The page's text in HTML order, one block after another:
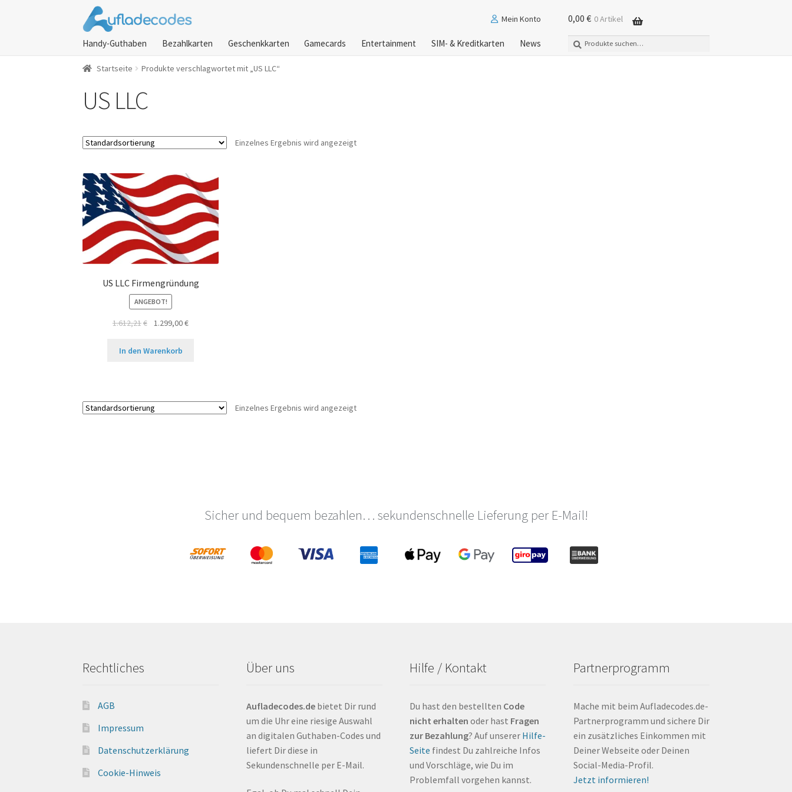
Zur
Navigation
Zum
Inhalt
Mein Konto 0,00 € 0 Artikel
Handy-Guthaben Bezahlkarten Geschenkkarten Gamecards Entertainment SIM- & Kreditkarten News
Suche
Suchen
Startseite Produkte verschlagwortet mit „US LLC“
US LLC
Einzelnes Ergebnis wird angezeigt
US LLC Firmengründung
ANGEBOT!
1.612,21€
Ursprünglicher
war:
1.299,00€Aktueller
In den Warenkorb
Einzelnes Ergebnis wird angezeigt
Sicher und bequem bezahlen… sekundenschnelle Lieferung per E-Mail!
Rechtliches
AGB
Impressum
Datenschutzerklärung
Cookie-Hinweis
Über uns
Aufladecodes.debietet Dir rund
um die Uhr eine riesige Auswahl
an digitalen Guthaben-Codes und
liefert Dir diese in
Sekundenschnelle per E-Mail.
Hilfe / Kontakt
Du hast den bestellten Code
nicht erhalten oder hast Fragen
zur Bezahlung? Auf unserer Hilfe-
Seite findest Du zahlreiche Infos
und Vorschläge, wie Du im
Problemfall vorgehen kannst.
Partnerprogramm
Mache mit beim Aufladecodes.de-
Partnerprogramm und sichere Dir
ein zusätzliches Einkommen mit
Deiner Webseite oder Deinen
Social-Media-Profil.
Jetzt informieren!